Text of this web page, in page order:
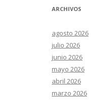
ARCHIVOS
agosto 2026
julio 2026
junio 2026
mayo 2026
abril 2026
marzo 2026